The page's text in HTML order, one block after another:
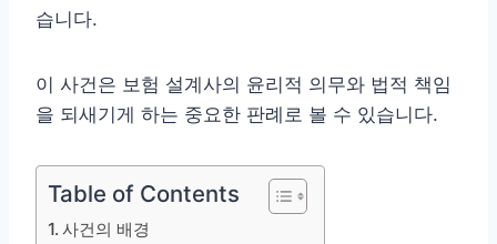
습니다.
이 사건은 보험 설계사의 윤리적 의무와 법적 책임
을 되새기게 하는 중요한 판례로 볼 수 있습니다.
Table of Contents
사건의 배경